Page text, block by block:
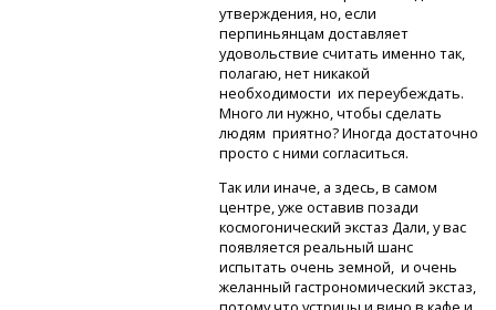
утверждения, но, если
перпиньянцам доставляет
удовольствие считать именно так,
полагаю, нет никакой
необходимости их переубеждать.
Много ли нужно, чтобы сделать
людям приятно? Иногда достаточно
просто с ними согласиться.
Так или иначе, а здесь, в самом
центре, уже оставив позади
космогонический экстаз Дали, у вас
появляется реальный шанс
испытать очень земной, и очень
желанный гастрономический экстаз,